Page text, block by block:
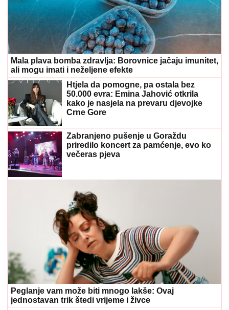
Mala plava bomba zdravlja: Borovnice jačaju imunitet,
ali mogu imati i neželjene efekte
Htjela da pomogne, pa ostala bez
50.000 evra: Emina Jahović otkrila
kako je nasjela na prevaru djevojke
Crne Gore
Zabranjeno pušenje u Goraždu
priredilo koncert za pamćenje, evo ko
večeras pjeva
Peglanje vam može biti mnogo lakše: Ovaj
jednostavan trik štedi vrijeme i živce